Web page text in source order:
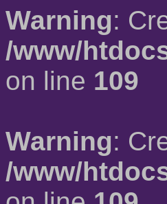
Warning:
/www/
on line 109
Warning:
/www/